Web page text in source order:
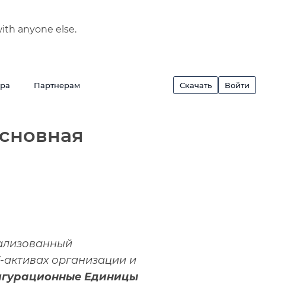
anyone else.
Партнерам Скачать Войти
организации и
Единицы